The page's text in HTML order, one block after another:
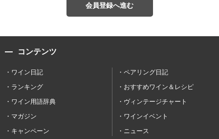
会員登録へ進む
コンテンツ
ワイン日記
ペアリング日記
ランキング
おすすめワイン＆レシピ
ワイン用語辞典
ヴィンテージチャート
マガジン
ワインイベント
キャンペーン
ニュース